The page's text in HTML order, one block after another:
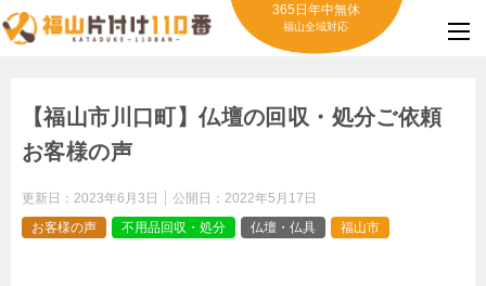
365日年中無休
福山全域対応
【福山市川口町】仏壇の回収・処分ご依頼
お客様の声
更新日： 2023年6月3日 公開日： 2022年5月17日
お客様の声
不用品回収・処分 仏壇・仏具 福山市